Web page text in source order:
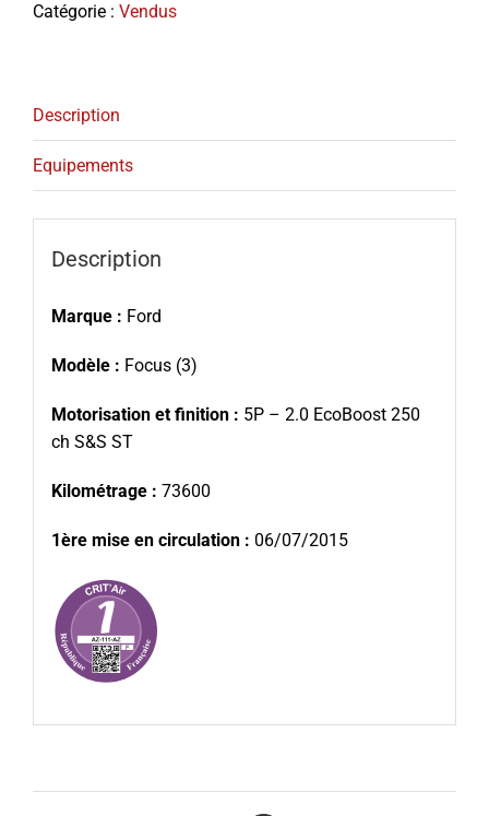
Catégorie : Vendus
Description
Equipements
Description
Marque : Ford
Modèle : Focus (3)
Motorisation et finition : 5P – 2.0 EcoBoost 250
ch S&S ST
Kilométrage : 73600
1ère mise en circulation : 06/07/2015